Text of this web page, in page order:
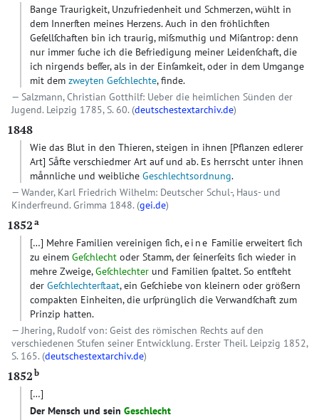
Bange Traurigkeit, Unzufriedenheit und Schmerzen, wühlt in
dem Innerſten meines Herzens. Auch in den fröhlichſten
Geſellſchaften bin ich traurig, miſsmuthig und Miſantrop: denn
nur immer ſuche ich die Befriedigung meiner Leidenſchaft, die
ich nirgends beſſer, als in der Einſamkeit, oder in dem Umgange
mit dem zweyten Geſchlechte, finde.
Salzmann, Christian Gotthilf: Ueber die heimlichen Sünden der
Jugend. Leipzig 1785, S. 60. (deutschestextarchiv.de)
1848
Wie das Blut in den Thieren, steigen in ihnen [Pflanzen edlerer
Art] Saͤfte verschiedmer Art auf und ab. Es herrscht unter ihnen
maͤnnliche und weibliche Geschlechtsordnung.
Wander, Karl Friedrich Wilhelm: Deutscher Schul-, Haus- und
Kinderfreund. Grimma 1848. (gei.de)
1852 a
[…] Mehre Familien vereinigen ſich,eine Familie erweitert ſich
zu einem Geſchlecht oder Stamm, der ſeinerſeits ſich wieder in
mehre Zweige,Geſchlechter und Familien ſpaltet. So entſteht
der Geſchlechterſtaat, ein Geſchiebe von kleinern oder größern
compakten Einheiten, die urſprünglich die Verwandſchaft zum
Prinzip hatten.
Jhering, Rudolf von: Geist des römischen Rechts auf den
verschiedenen Stufen seiner Entwicklung. Erster Theil. Leipzig 1852,
S. 165. (deutschestextarchiv.de)
1852 b
[…]
Der Mensch und sein Geschlecht